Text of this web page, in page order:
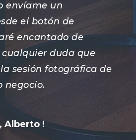
envíame un
el botón de
encantado de
duda que
sesión fotográfica de
negocio.
Alberto !